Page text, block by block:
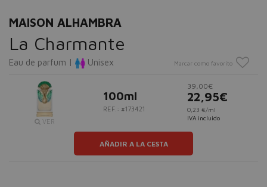
MAISON ALHAMBRA
La Charmante
Eau de parfum | Unisex Marcar como favorito
VER
100ml
REF.: #173421
39,00€
22,95€
0,23 €/ml
IVA incluido
AÑADIR A LA CESTA